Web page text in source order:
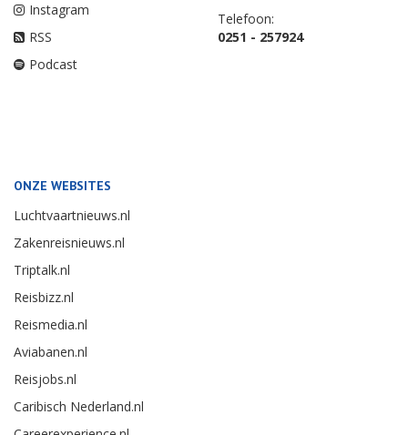
Instagram
RSS
Podcast
Telefoon:
0251 - 257924
ONZE WEBSITES
Luchtvaartnieuws.nl
Zakenreisnieuws.nl
Triptalk.nl
Reisbizz.nl
Reismedia.nl
Aviabanen.nl
Reisjobs.nl
Caribisch Nederland.nl